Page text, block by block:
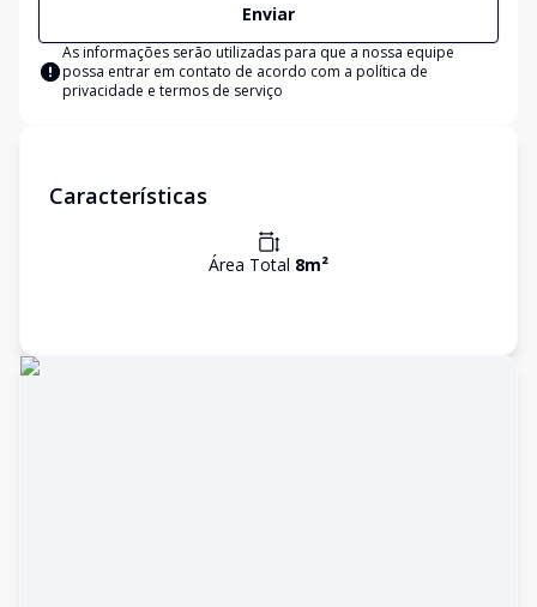
Enviar
As informações serão utilizadas para que a nossa equipe
possa entrar em contato de acordo com a política de
privacidade e termos de serviço
Características
Área Total 8m²